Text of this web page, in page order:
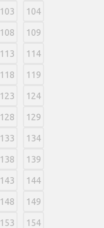
103 104
108 109
113 114
118 119
123 124
128 129
133 134
138 139
143 144
148 149
153 154